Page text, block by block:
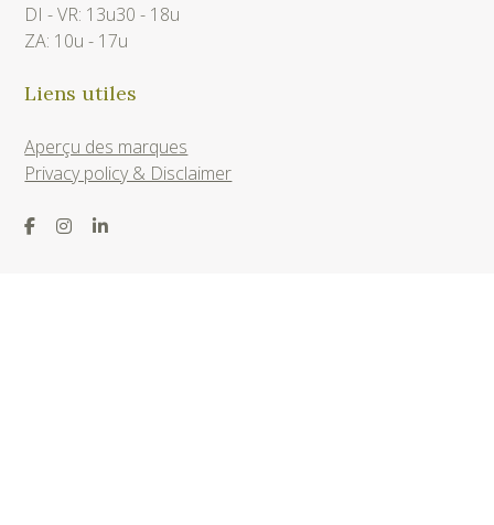
DI - VR: 13u30 - 18u
ZA: 10u - 17u
Liens utiles
Aperçu des marques
Privacy policy & Disclaimer